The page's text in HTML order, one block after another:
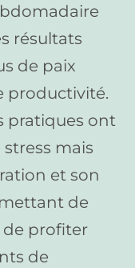
résultats
de paix
productivité.
pratiques ont
mais
et son
de
de profiter
de